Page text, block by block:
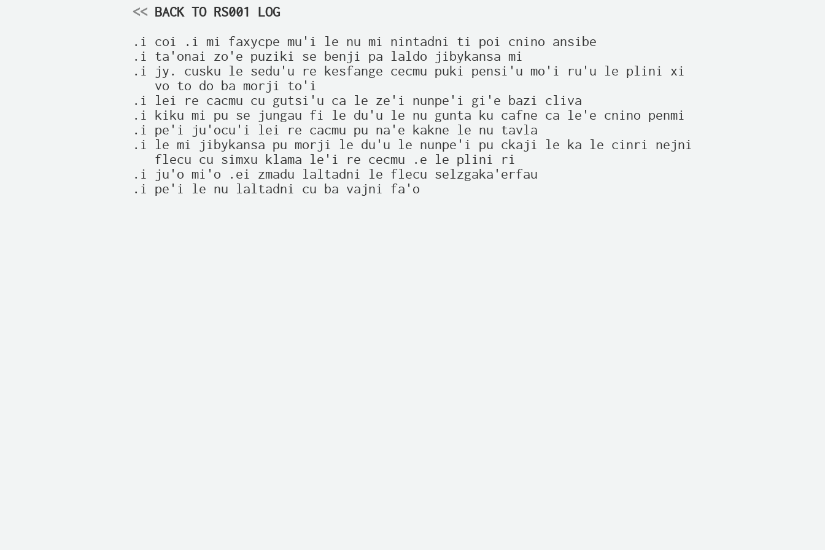
<< BACK TO RS001 LOG
.i coi .i mi faxycpe mu'i le nu mi nintadni ti poi cnino ansibe
.i ta'onai zo'e puziki se benji pa laldo jibykansa mi
.i jy. cusku le sedu'u re kesfange cecmu puki pensi'u mo'i ru'u le plini xi
   vo to do ba morji to'i
.i lei re cacmu cu gutsi'u ca le ze'i nunpe'i gi'e bazi cliva
.i kiku mi pu se jungau fi le du'u le nu gunta ku cafne ca le'e cnino penmi
.i pe'i ju'ocu'i lei re cacmu pu na'e kakne le nu tavla
.i le mi jibykansa pu morji le du'u le nunpe'i pu ckaji le ka le cinri nejni
   flecu cu simxu klama le'i re cecmu .e le plini ri
.i ju'o mi'o .ei zmadu laltadni le flecu selzgaka'erfau
.i pe'i le nu laltadni cu ba vajni fa'o